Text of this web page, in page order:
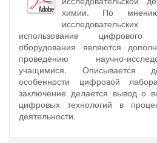
химии. По
использование цифрового
оборудования являются
проведению научно-
учащимися. Описывается
особенности цифровой
заключение делается вывод о
цифровых технологий в
деятельности.